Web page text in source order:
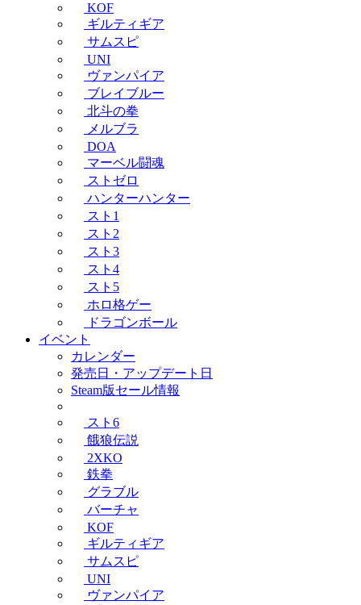
KOF
ギルティギア
サムスピ
UNI
ヴァンパイア
ブレイブルー
北斗の拳
メルブラ
DOA
マーベル闘魂
ストゼロ
ハンターハンター
スト1
スト2
スト3
スト4
スト5
ホロ格ゲー
ドラゴンボール
イベント
カレンダー
発売日・アップデート日
Steam版セール情報
スト6
餓狼伝説
2XKO
鉄拳
グラブル
バーチャ
KOF
ギルティギア
サムスピ
UNI
ヴァンパイア